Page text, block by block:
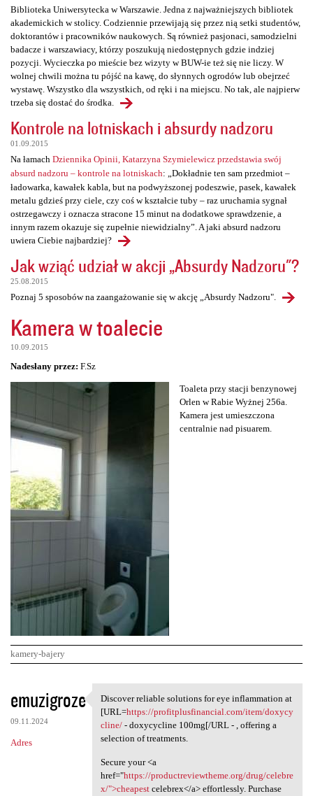
Biblioteka Uniwersytecka w Warszawie. Jedna z najważniejszych bibliotek
akademickich w stolicy. Codziennie przewijają się przez nią setki studentów,
doktorantów i pracowników naukowych. Są również pasjonaci, samodzielni
badacze i warszawiacy, którzy poszukują niedostępnych gdzie indziej
pozycji. Wycieczka po mieście bez wizyty w BUW-ie też się nie liczy. W
wolnej chwili można tu pójść na kawę, do słynnych ogrodów lub obejrzeć
wystawę. Wszystko dla wszystkich, od ręki i na miejscu. No tak, ale najpierw
trzeba się dostać do środka.
Kontrole na lotniskach i absurdy nadzoru
01.09.2015
Na łamach Dziennika Opinii, Katarzyna Szymielewicz przedstawia swój
absurd nadzoru – kontrole na lotniskach: „Dokładnie ten sam przedmiot –
ładowarka, kawałek kabla, but na podwyższonej podeszwie, pasek, kawałek
metalu gdzieś przy ciele, czy coś w kształcie tuby – raz uruchamia sygnał
ostrzegawczy i oznacza stracone 15 minut na dodatkowe sprawdzenie, a
innym razem okazuje się zupełnie niewidzialny”. A jaki absurd nadzoru
uwiera Ciebie najbardziej?
Jak wziąć udział w akcji „Absurdy Nadzoru"?
25.08.2015
Poznaj 5 sposobów na zaangażowanie się w akcję „Absurdy Nadzoru".
Kamera w toalecie
10.09.2015
Nadesłany przez: F.Sz
Toaleta przy stacji benzynowej
Orlen w Rabie Wyżnej 256a.
Kamera jest umieszczona
centralnie nad pisuarem.
kamery-bajery
K
o
m
e
emuzigroze
09.11.2024
Adres
Discover reliable solutions
Discover reliable solutions for eye inflammation at
[URL=https://profitplusfinancial.com/item/doxycy
cline/- doxycycline 100mg[/URL - , offering a
selection of treatments.
Secure your <a
href="https://productreviewtheme.org/drug/celebre
x/">cheapestcelebrex</a> effortlessly. Purchase